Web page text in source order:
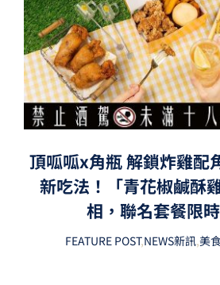
頂呱呱x角瓶 解鎖炸雞配
新吃法！「青花椒鹹酥
相，聯名套餐限
FEATURE POST,NEWS新訊,美